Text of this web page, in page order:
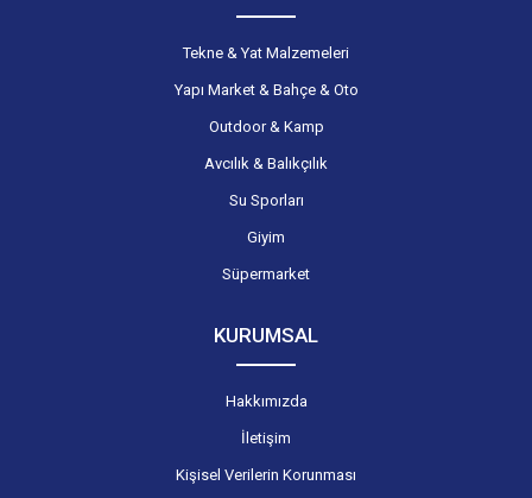
Tekne & Yat Malzemeleri
Yapı Market & Bahçe & Oto
Outdoor & Kamp
Avcılık & Balıkçılık
Su Sporları
Giyim
Süpermarket
KURUMSAL
Hakkımızda
İletişim
Kişisel Verilerin Korunması